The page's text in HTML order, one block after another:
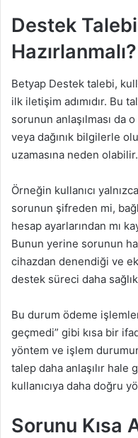
Destek
Hazırlanmalı?
Betyap Destek talebi,
ilk iletişim adımıdır. Bu
sorunun anlaşılması da
veya dağınık bilgilerle
uzamasına neden olabilir.
Örneğin kullanıcı
sorunun şifreden mi,
hesap ayarlarından mı
Bunun yerine sorunun
cihazdan denendiği ve
destek süreci daha
Bu durum ödeme
geçmedi” gibi kısa bir
yöntem ve işlem
talep daha anlaşılır hale
kullanıcıya daha doğru
Sorunu Kısa